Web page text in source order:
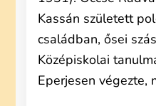
Kassán született
családban, ősei
Középiskolai
Eperjesen végezte,